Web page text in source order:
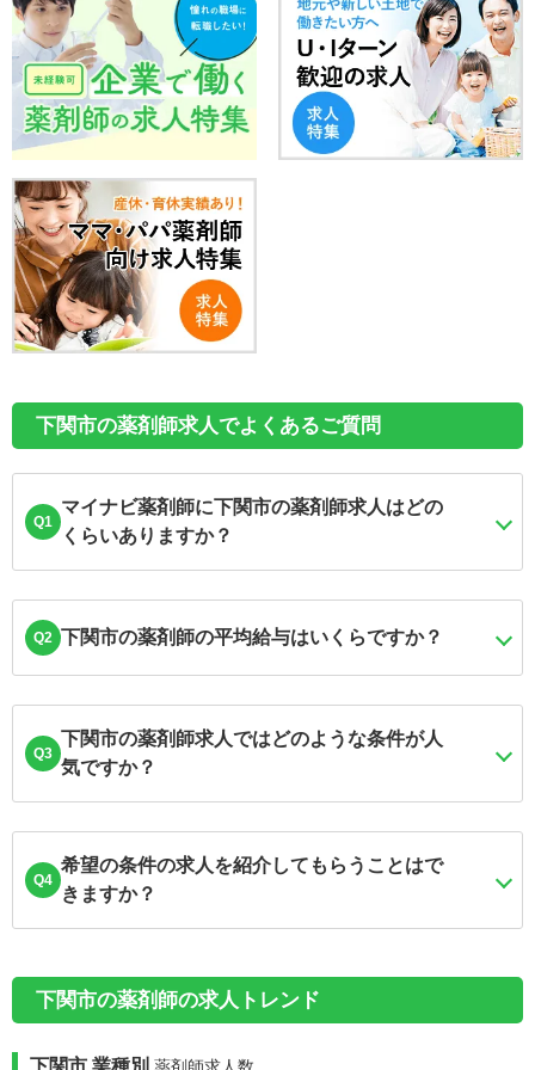
下関市の薬剤師求人でよくあるご質問
Q1
マイナビ薬剤師に下関市の薬剤師求人はどの
くらいありますか？
Q2 下関市の薬剤師の平均給与はいくらですか？
Q3
下関市の薬剤師求人ではどのような条件が人
気ですか？
Q4
希望の条件の求人を紹介してもらうことはで
きますか？
下関市の薬剤師の求人トレンド